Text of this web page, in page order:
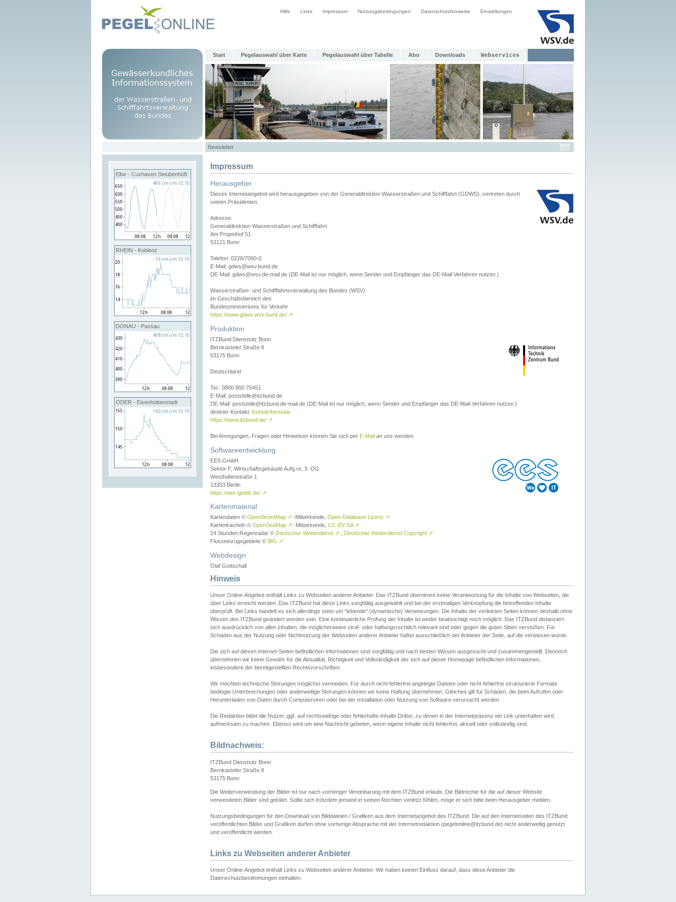
Hilfe Links Impressum Nutzungsbedingungen Datenschutzhinweise Einstellungen
Start Pegelauswahl über Karte Pegelauswahl über Tabelle Abo Downloads Webservices
Newsletter
Elbe - Cuxhaven Steubenhöft
RHEIN - Koblenz
DONAU - Passau
ODER - Eisenhüttenstadt
Impressum
Herausgeber
Dieses Internetangebot wird herausgegeben von der Generaldirektion Wasserstraßen und Schifffahrt (GDWS), vertreten durch
seinen Präsidenten.
Adresse:
Generaldirektion Wasserstraßen und Schifffahrt
Am Propsthof 51
53121 Bonn
Telefon: 0228/7090-0
E-Mail: gdws@wsv.bund.de
DE-Mail: gdws@wsv.de-mail.de (DE-Mail ist nur möglich, wenn Sender und Empfänger das DE-Mail-Verfahren nutzen.)
Wasserstraßen- und Schifffahrtsverwaltung des Bundes (WSV)
im Geschäftsbereich des
Bundesministeriums für Verkehr
https://www.gdws.wsv.bund.de/ ↗
Produktion
ITZBund Dienstsitz Bonn
Bernkasteler Straße 8
53175 Bonn
Deutschland
Tel.: 0800 800 75451
E-Mail: poststelle@itzbund.de
DE-Mail: poststelle@itzbund.de-mail.de (DE-Mail ist nur möglich, wenn Sender und Empfänger das DE-Mail-Verfahren nutzen.)
direkter Kontakt: Kontaktformular
https://www.itzbund.de/ ↗
Bei Anregungen, Fragen oder Hinweisen können Sie sich per E-Mail an uns wenden.
Softwareentwicklung
EES GmbH
Sektor F, Wirtschaftsgebäude Aufg.re, 3. OG
Westhafenstraße 1
13353 Berlin
https://ees-gmbh.de/ ↗
Kartenmaterial
Kartendaten © OpenStreetMap ↗ -Mitwirkende, Open Database Lizenz ↗
Kartenkacheln © OpenSeaMap ↗ -Mitwirkende, CC-BY-SA ↗
24 Stunden Regenradar © Deutscher Wetterdienst ↗ Deutscher Wetterdienst Copyright ↗
Flusseinzugsgebiete © BfG ↗
Webdesign
Olaf Gottschall
Hinweis
Unser Online-Angebot enthält Links zu Webseiten anderer Anbieter. Das ITZBund übernimmt keine Verantwortung für die Inhalte von Webseiten, die
über Links erreicht werden. Das ITZBund hat diese Links sorgfältig ausgewählt und bei der erstmaligen Verknüpfung die betreffenden Inhalte
überprüft. Bei Links handelt es sich allerdings stets um "lebende" (dynamische) Verweisungen. Die Inhalte der verlinkten Seiten können deshalb ohne
Wissen des ITZBund geändert worden sein. Eine kontinuierliche Prüfung der Inhalte ist weder beabsichtigt noch möglich. Das ITZBund distanziert
sich ausdrücklich von allen Inhalten, die möglicherweise straf- oder haftungsrechtlich relevant sind oder gegen die guten Sitten verstoßen. Für
Schäden aus der Nutzung oder Nichtnutzung der Webseiten anderer Anbieter haftet ausschließlich der Anbieter der Seite, auf die verwiesen wurde.
Die sich auf diesen Internet-Seiten befindlichen Informationen sind sorgfältig und nach besten Wissen ausgesucht und zusammengestellt. Dennoch
übernehmen wir keine Gewähr für die Aktualität, Richtigkeit und Vollständigkeit der sich auf dieser Homepage befindlichen Informationen,
insbesondere der bereitgestellten Rechtsvorschriften.
Wir möchten technische Störungen möglichst vermeiden. Für durch nicht fehlerfrei angelegte Dateien oder nicht fehlerfrei strukturierte Formate
bedingte Unterbrechungen oder anderweitige Störungen können wir keine Haftung übernehmen. Gleiches gilt für Schäden, die beim Aufrufen oder
Herunterladen von Daten durch Computerviren oder bei der Installation oder Nutzung von Software verursacht werden.
Die Redaktion bittet die Nutzer, ggf. auf rechtswidrige oder fehlerhafte Inhalte Dritter, zu denen in der Internetpräsenz ein Link unterhalten wird,
aufmerksam zu machen. Ebenso wird um eine Nachricht gebeten, wenn eigene Inhalte nicht fehlerfrei, aktuell oder vollständig sind.
Bildnachweis:
ITZBund Dienstsitz Bonn
Bernkasteler Straße 8
53175 Bonn
Die Weiterverwendung der Bilder ist nur nach vorheriger Vereinbarung mit dem ITZBund erlaubt. Die Bildrechte für die auf dieser Website
verwendeten Bilder sind geklärt. Sollte sich trotzdem jemand in seinen Rechten verletzt fühlen, möge er sich bitte beim Herausgeber melden.
Nutzungsbedingungen für den Download von Bilddateien / Grafiken aus dem Internetangebot des ITZBund: Die auf den Internetseiten des ITZBund
veröffentlichten Bilder und Grafiken dürfen ohne vorherige Absprache mit der Internetredaktion (pegelonline@itzbund.de) nicht anderweitig genutzt
und veröffentlicht werden.
Links zu Webseiten anderer Anbieter
Unser Online-Angebot enthält Links zu Webseiten anderer Anbieter. Wir haben keinen Einfluss darauf, dass diese Anbieter die
Datenschutzbestimmungen einhalten.